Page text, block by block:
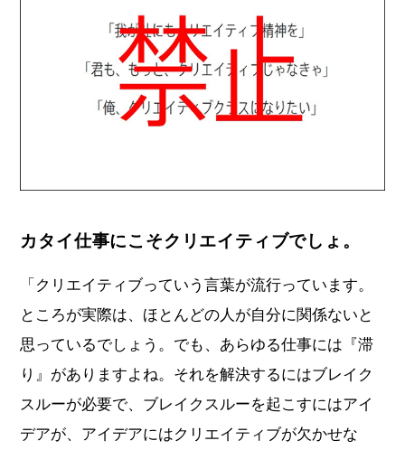
カタイ仕事にこそクリエイティブでしょ。
「クリエイティブっていう言葉が流行っています。
ところが実際は、ほとんどの人が自分に関係ないと
思っているでしょう。でも、あらゆる仕事には『滞
り』がありますよね。それを解決するにはブレイク
スルーが必要で、ブレイクスルーを起こすにはアイ
デアが、アイデアにはクリエイティブが欠かせな